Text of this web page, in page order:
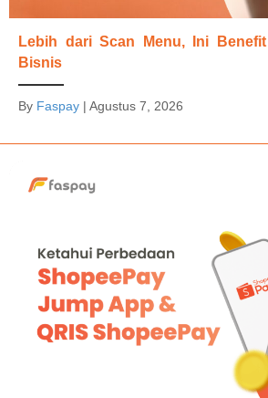
Lebih dari Scan Menu, Ini
Bisnis
By Faspay | Agustus 7, 2026